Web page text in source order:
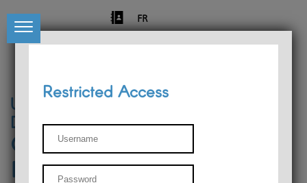
FR
University of Liège
Départment of Philosophy
Center for Phenomenological
Research
Restricted Access